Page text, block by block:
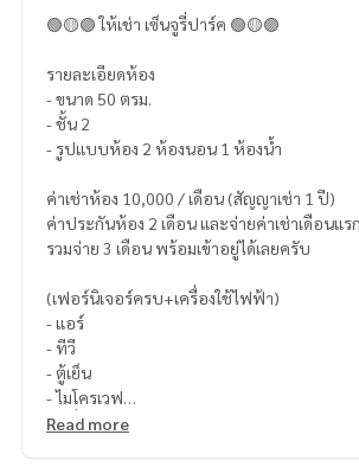
🟢🟡🟣 ให้เช่า เซ็นจูรี่ปาร์ค 🟢🟡🟣
รายละเอียดห้อง
- ขนาด 50 ตรม.
- ชั้น 2
- รูปแบบห้อง 2 ห้องนอน 1 ห้องน้ำ
ค่าเช่าห้อง 10,000 / เดือน (สัญญาเช่า 1 ปี)
ค่าประกันห้อง 2 เดือน และจ่ายค่าเช่าเดือนแร
รวมจ่าย 3 เดือน พร้อมเข้าอยู่ได้เลยครับ
(เฟอร์นิเจอร์ครบ+เครื่องใช้ไฟฟ้า)
- แอร์
- ทีวี
- ตู้เย็น
- ไมโครเวฟ
- เครื่องทำน้ำอุ่น
Read more